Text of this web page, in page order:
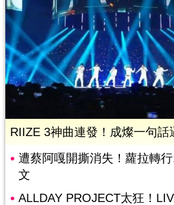
RIIZE 3神曲連發！成燦一句話
遭蔡阿嘎開撕消失！蘿拉轉
文
ALLDAY PROJECT太狂！